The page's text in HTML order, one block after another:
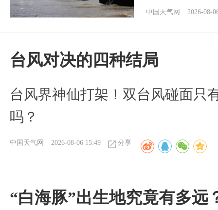
中国天气网 2026-08-
台风对决的四种结局
台风界神仙打架！双台风碰面只
吗？
中国天气网 2026-08-06 15:49 分享
“白海豚”出生地究竟有多远